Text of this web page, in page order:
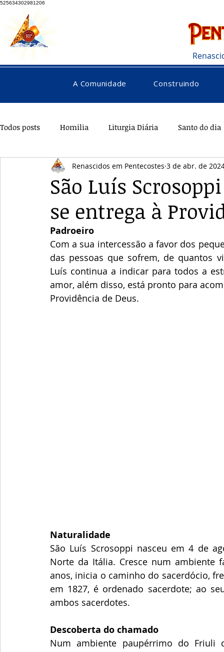
525634302981206
A Comunidade Construindo
Todos posts Homilia Liturgia Diária Santo do dia
Pentecostes Galeria Orações Saúde
São Luís
se entrega à
Renascidos em Pentecostes 3 de abr. de
Padroeiro
Com a sua intercessão a favor dos
das pessoas que sofrem, de quantos
Luís continua a indicar para todos a
amor, além disso, está pronto para
Providência de Deus.
Naturalidade
São Luís Scrosoppi nasceu em 4 de
Norte da Itália. Cresce num ambiente
anos, inicia o caminho do sacerdócio,
em 1827, é ordenado sacerdote; ao
ambos sacerdotes.
Descoberta do chamado
Num ambiente paupérrimo do Friuli